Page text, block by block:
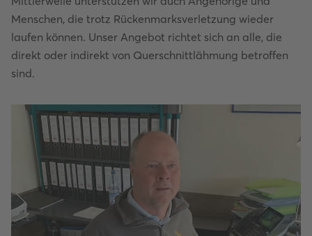
Menschen, die trotz Rückenmarksverletzung wieder
laufen können. Unser Angebot richtet sich an alle, die
direkt oder indirekt von Querschnittlähmung betroffen
sind.